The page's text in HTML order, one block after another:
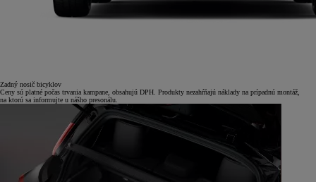
Zadný nosič bicyklov
Ceny sú platné počas trvania kampane, obsahujú DPH. Produkty nezahŕňajú náklady na prípadnú montáž,
na ktorú sa informujte u nášho presonálu.